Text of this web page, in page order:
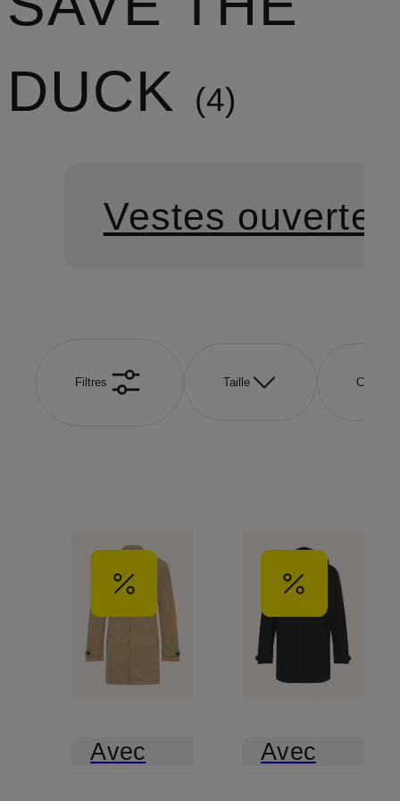
DUCK
4
Vestes ouvertes
Filtres Taille Couleur
Avec
Avec